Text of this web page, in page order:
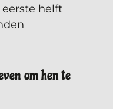
helft
om hen te